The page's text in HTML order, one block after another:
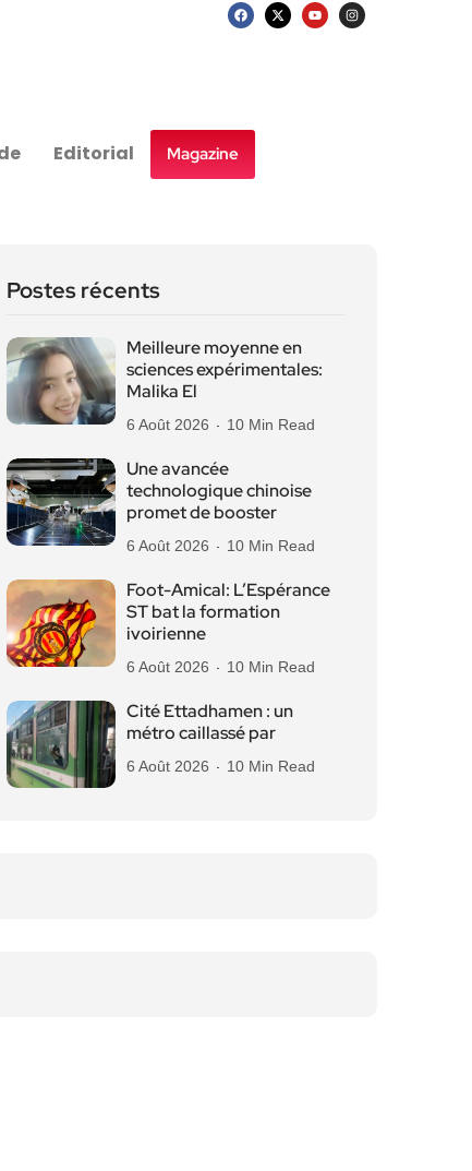
Editorial Magazine
Postes récents
Meilleure moyenne en
sciences expérimentales:
Malika El
6 Août 2026 10 Min Read
Une avancée
technologique chinoise
promet de booster
6 Août 2026 10 Min Read
Foot-Amical: L’Espérance
ST bat la formation
ivoirienne
6 Août 2026 10 Min Read
Cité Ettadhamen : un
métro caillassé par
6 Août 2026 10 Min Read